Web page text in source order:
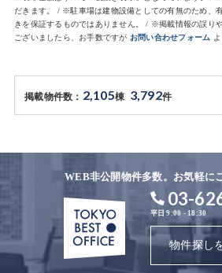
だきます。 / ※駐車場は建物設備としての有無のため、
きを保証するものではありません。 / ※掲載情報の誤り
ございましたら、お手数ですが お問い合わせフォーム
掲載物件数： 2,105棟 3,792件
WEB非公開物件多数。お気軽に
03-
平日 9:00 - 18:30
物件探し